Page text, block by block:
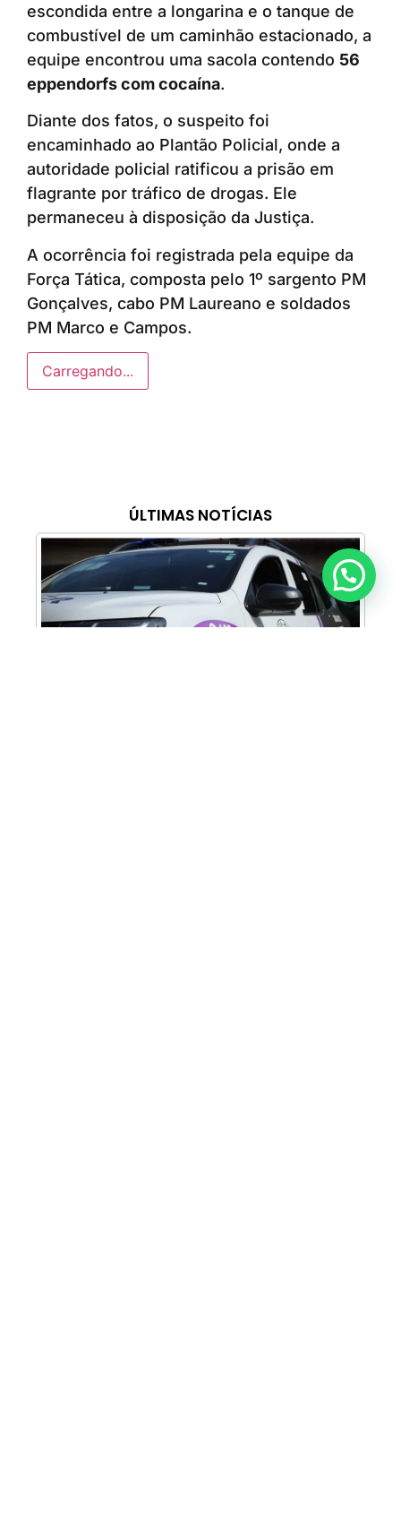
ÚLTIMAS NOTÍCIAS
escondida entre a longarina e o tanque de
combustível de um caminhão estacionado, a
equipe encontrou uma sacola contendo 56
eppendorfs com cocaína.
Diante dos fatos, o suspeito foi
encaminhado ao Plantão Policial, onde a
autoridade policial ratificou a prisão em
flagrante por tráfico de drogas. Ele
permaneceu à disposição da Justiça.
A ocorrência foi registrada pela equipe da
Força Tática, composta pelo 1º sargento PM
Gonçalves, cabo PM Laureano e soldados
PM Marco e Campos.
Carregando...
Anunciar ou recomendar matéria